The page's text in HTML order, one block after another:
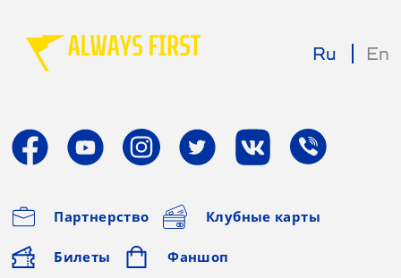
Ru En
Партнерство Клубные карты
Билеты Фаншоп